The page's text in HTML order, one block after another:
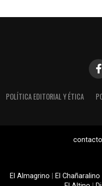
POLÍTICA EDITORIAL Y ÉTICA
El Almagrino El Chañaralino